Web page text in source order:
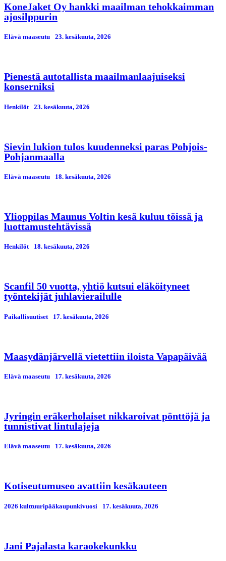
KoneJaket Oy hankki maailman tehokkaimman
ajosilppurin
Elävä maaseutu 23. kesäkuuta, 2026
Pienestä autotallista maailmanlaajuiseksi
konserniksi
Henkilöt 23. kesäkuuta, 2026
Sievin lukion tulos kuudenneksi paras Pohjois-
Pohjanmaalla
Elävä maaseutu 18. kesäkuuta, 2026
Ylioppilas Maunus Voltin kesä kuluu töissä ja
luottamustehtävissä
Henkilöt 18. kesäkuuta, 2026
Scanfil 50 vuotta, yhtiö kutsui eläköityneet
työntekijät juhlavierailulle
Paikallisuutiset 17. kesäkuuta, 2026
Maasydänjärvellä vietettiin iloista Vapapäivää
Elävä maaseutu 17. kesäkuuta, 2026
Jyringin eräkerholaiset nikkaroivat pönttöjä ja
tunnistivat lintulajeja
Elävä maaseutu 17. kesäkuuta, 2026
Kotiseutumuseo avattiin kesäkauteen
2026 kulttuuripääkaupunkivuosi 17. kesäkuuta, 2026
Jani Pajalasta karaokekunkku